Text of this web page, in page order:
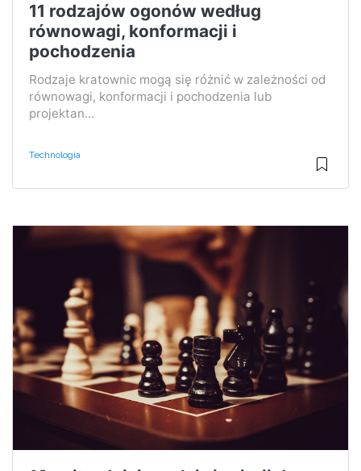
11 rodzajów ogonów według
równowagi, konformacji i
pochodzenia
Rodzaje kratownic mogą się różnić w zależności od
równowagi, konformacji i pochodzenia lub
projektan...
Technologia